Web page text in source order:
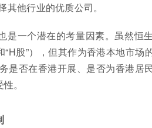
他行业的优质公司。
是一个潜在的考量因素。虽然恒
“H股”），但其作为香港本地市
是否在香港开展、是否为香港居
。